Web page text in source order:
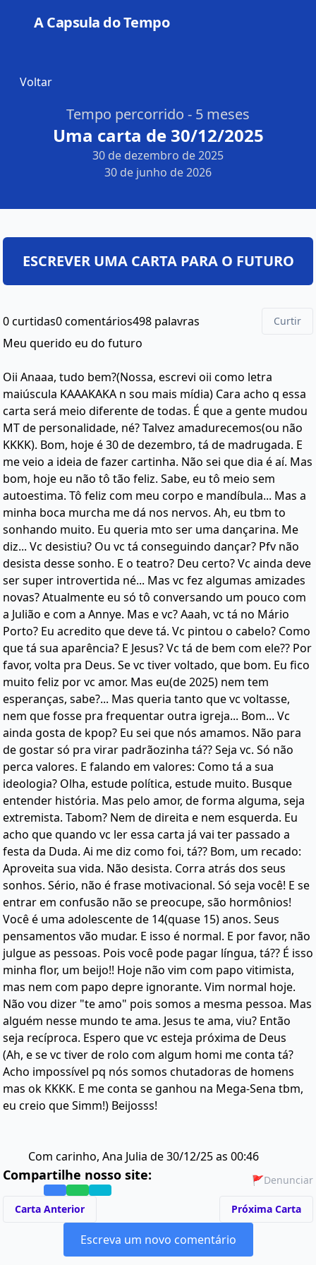
A Capsula do Tempo
Voltar
Tempo percorrido - 5 meses
Uma carta de 30/12/2025
30 de dezembro de 2025
30 de junho de 2026
0 curtidas0 comentários498 palavras Curtir
Meu querido eu do futuro
Oii Anaaa, tudo bem?(Nossa, escrevi oii como letra
maiúscula KAAAKAKA n sou mais mídia) Cara acho q essa
carta será meio diferente de todas. É que a gente mudou
MT de personalidade, né? Talvez amadurecemos(ou não
KKKK). Bom, hoje é 30 de dezembro, tá de madrugada. E
me veio a ideia de fazer cartinha. Não sei que dia é aí. Mas
bom, hoje eu não tô tão feliz. Sabe, eu tô meio sem
autoestima. Tô feliz com meu corpo e mandíbula... Mas a
minha boca murcha me dá nos nervos. Ah, eu tbm to
sonhando muito. Eu queria mto ser uma dançarina. Me
diz... Vc desistiu? Ou vc tá conseguindo dançar? Pfv não
desista desse sonho. E o teatro? Deu certo? Vc ainda deve
ser super introvertida né... Mas vc fez algumas amizades
novas? Atualmente eu só tô conversando um pouco com
a Julião e com a Annye. Mas e vc? Aaah, vc tá no Mário
Porto? Eu acredito que deve tá. Vc pintou o cabelo? Como
que tá sua aparência? E Jesus? Vc tá de bem com ele?? Por
favor, volta pra Deus. Se vc tiver voltado, que bom. Eu fico
muito feliz por vc amor. Mas eu(de 2025) nem tem
esperanças, sabe?... Mas queria tanto que vc voltasse,
nem que fosse pra frequentar outra igreja... Bom... Vc
ainda gosta de kpop? Eu sei que nós amamos. Não para
de gostar só pra virar padrãozinha tá?? Seja vc. Só não
perca valores. E falando em valores: Como tá a sua
ideologia? Olha, estude política, estude muito. Busque
entender história. Mas pelo amor, de forma alguma, seja
extremista. Tabom? Nem de direita e nem esquerda. Eu
acho que quando vc ler essa carta já vai ter passado a
festa da Duda. Ai me diz como foi, tá?? Bom, um recado:
Aproveita sua vida. Não desista. Corra atrás dos seus
sonhos. Sério, não é frase motivacional. Só seja você! E se
entrar em confusão não se preocupe, são hormônios!
Você é uma adolescente de 14(quase 15) anos. Seus
pensamentos vão mudar. E isso é normal. E por favor, não
julgue as pessoas. Pois você pode pagar língua, tá?? É isso
minha flor, um beijo!! Hoje não vim com papo vitimista,
mas nem com papo depre ignorante. Vim normal hoje.
Não vou dizer "te amo" pois somos a mesma pessoa. Mas
alguém nesse mundo te ama. Jesus te ama, viu? Então
seja recíproca. Espero que vc esteja próxima de Deus
(Ah, e se vc tiver de rolo com algum homi me conta tá?
Acho impossível pq nós somos chutadoras de homens
mas ok KKKK. E me conta se ganhou na Mega-Sena tbm,
eu creio que Simm!) Beijosss!
Com carinho, Ana Julia de 30/12/25 as 00:46
Compartilhe nosso site: 🚩Denunciar
Carta Anterior Próxima Carta
Escreva um novo comentário
ESCREVER UMA CARTA PARA O FUTURO